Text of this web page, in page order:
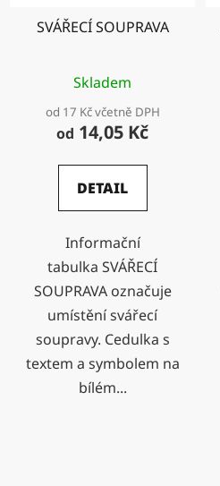
SVÁŘECÍ SOUPRAVA
Skladem
od 17 Kč včetně DPH
od 14,05 Kč
DETAIL
Informační
tabulka SVÁŘECÍ
SOUPRAVA označuje
umístění svářecí
soupravy. Cedulka s
textem a symbolem na
bílém...